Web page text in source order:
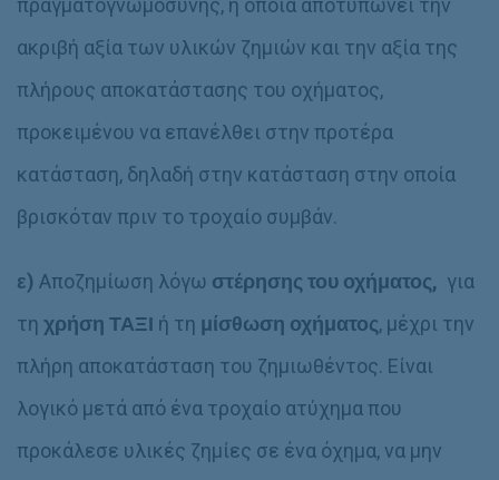
πραγματογνωμοσύνης, η οποία αποτυπώνει την
ακριβή αξία των υλικών ζημιών και την αξία της
πλήρους αποκατάστασης του οχήματος,
προκειμένου να επανέλθει στην προτέρα
κατάσταση, δηλαδή στην κατάσταση στην οποία
βρισκόταν πριν το τροχαίο συμβάν.
ε) Αποζημίωση λόγω στέρησης του οχήματος, για
τη χρήση ΤΑΞΙ ή τη μίσθωση οχήματος, μέχρι την
πλήρη αποκατάσταση του ζημιωθέντος. Είναι
λογικό μετά από ένα τροχαίο ατύχημα που
προκάλεσε υλικές ζημίες σε ένα όχημα, να μην